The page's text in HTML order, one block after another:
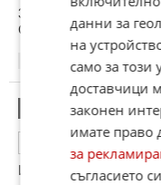
31ОТГОВОР
Скоро ще го гътнат
Хорацио
И тия ги чака един
данни за
на
само за този
доставчици
законен
имате право
за
съгласието